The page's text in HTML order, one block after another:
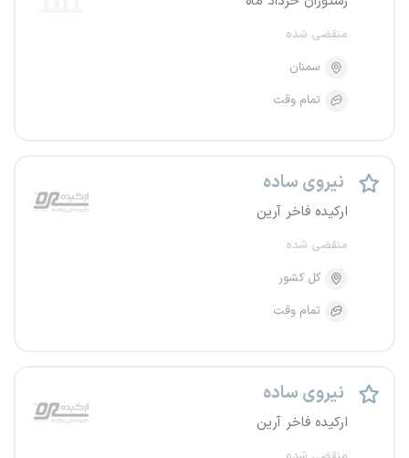
منقضی شده
سمنان
تمام وقت
نیروی ساده
ارکیده فاخر آرین
منقضی شده
کل کشور
تمام وقت
نیروی ساده
ارکیده فاخر آرین